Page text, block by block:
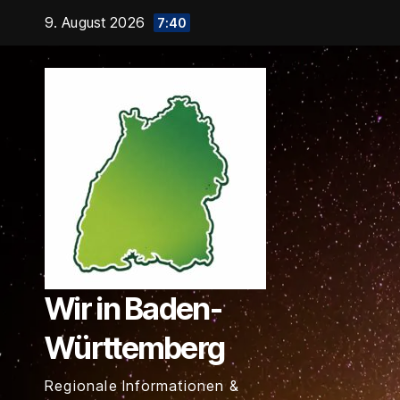
springen
9. August 2026 7:40
Wir in Baden-
Württemberg
Regionale Informationen &